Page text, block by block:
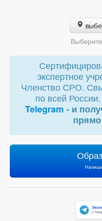
экспертное
Членство СРО.
по всей России.
Telegram - и